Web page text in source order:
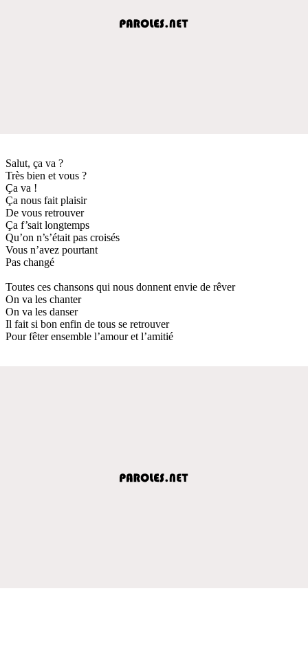
Salut, ça va ?
Très bien et vous ?
Ça va !
Ça nous fait plaisir
De vous retrouver
Ça f’sait longtemps
Qu’on n’s’était pas croisés
Vous n’avez pourtant
Pas changé
Toutes ces chansons qui nous donnent envie de rêver
On va les chanter
On va les danser
Il fait si bon enfin de tous se retrouver
Pour fêter ensemble l’amour et l’amitié